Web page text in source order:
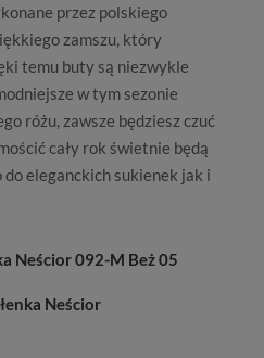
przez polskiego
zamszu, który
temu buty są niezwykle
w tym sezonie
różu, zawsze będziesz czuć
cały rok świetnie będą
eleganckich sukienek jak i
Neścior 092-M Beż 05
Neścior